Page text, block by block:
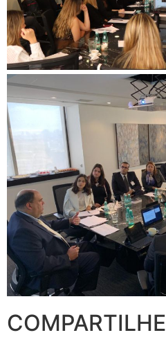
COMPARTILHE